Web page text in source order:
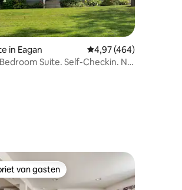
van 4,95 op 5, 197 recensies
in Eagan Gemiddelde
4,97 (464)
Suite. Self-Checkin. No
van gasten
van gasten